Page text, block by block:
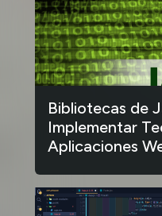
Bibliotecas de
Implementar
Aplicaciones